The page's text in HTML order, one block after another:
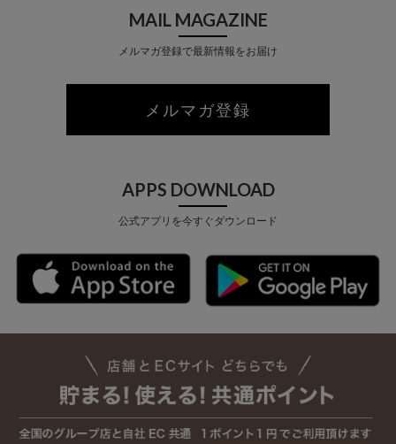
MAIL MAGAZINE
メルマガ登録で最新情報をお届け
メルマガ登録
APPS DOWNLOAD
公式アプリを今すぐダウンロード